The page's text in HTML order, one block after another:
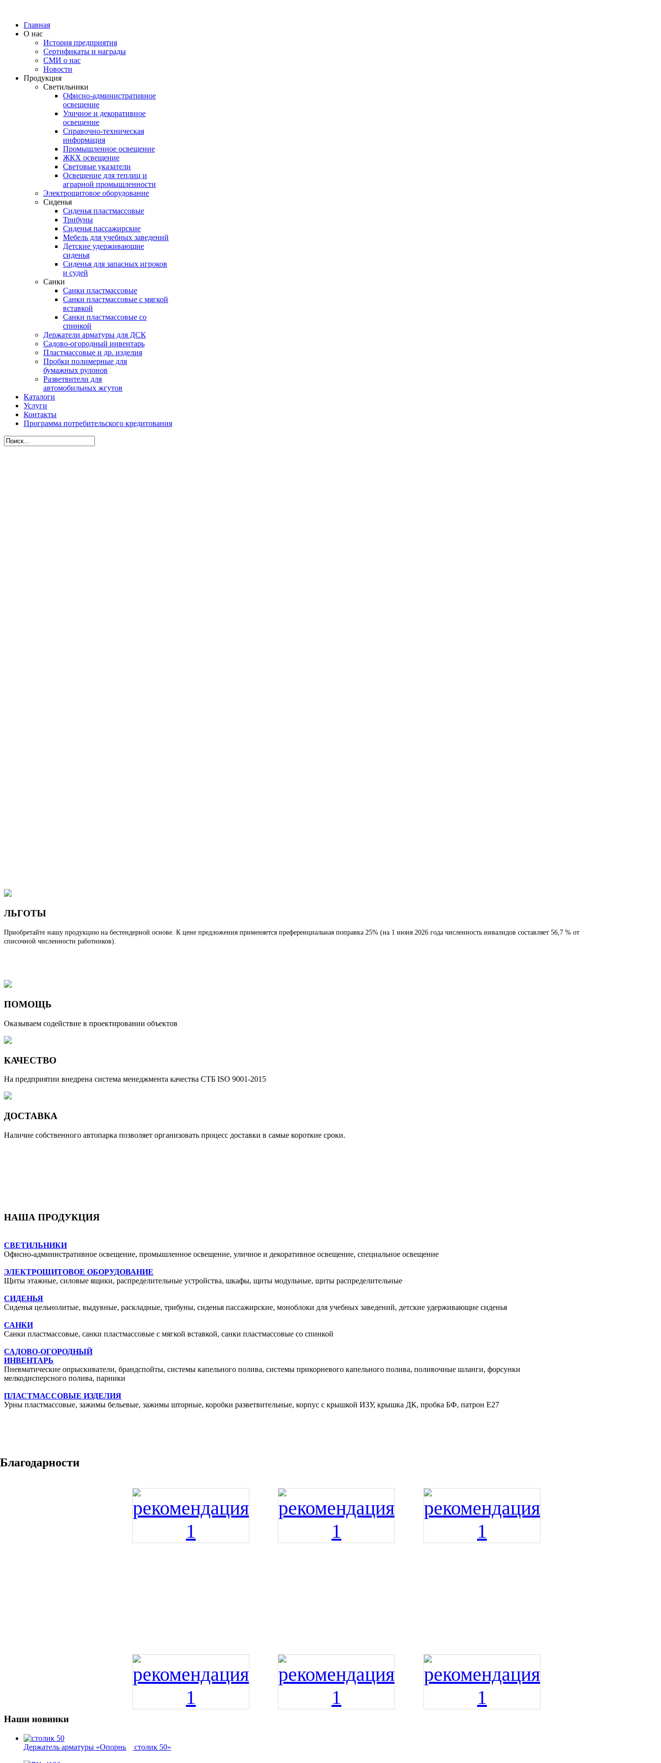
Главная
О нас
История предприятия
Сертификаты и награды
СМИ о нас
Новости
Продукция
Светильники
Офисно-административное
освещение
Уличное и декоративное
освещение
Справочно-техническая
информация
Промышленное освещение
ЖКХ освещение
Световые указатели
Освещение для теплиц и
аграрной промышленности
Электрощитовое оборудование
Сиденья
Сиденья пластмассовые
Трибуны
Сиденья пассажирские
Мебель для учебных заведений
Детские удерживающие
сиденья
Сиденья для запасных игроков
и судей
Санки
Санки пластмассовые
Санки пластмассовые с мягкой
вставкой
Санки пластмассовые со
спинкой
Держатели арматуры для ДСК
Садово-огородный инвентарь
Пластмассовые и др. изделия
Пробки полимерные для
бумажных рулонов
Разветвители для
автомобильных жгутов
Каталоги
Услуги
Контакты
Программа потребительского кредитования
ЛЬГОТЫ
Приобретайте нашу продукцию на беcтендерной основе. К цене предложения применяется преференциальная поправка 25% (на 1 июня 2026 года численность инвалидов составляет 56,7 % от
списочной численности работников).
ПОМОЩЬ
Оказываем содействие в проектировании объектов
КАЧЕСТВО
На предприятии внедрена система менеджмента качества СТБ ISO 9001-2015
ДОСТАВКА
Наличие собственного автопарка позволяет организовать процесс доставки в самые короткие сроки.
НАША ПРОДУКЦИЯ
СВЕТИЛЬНИКИ
Офисно-административное освещение, промышленное освещение, уличное и декоративное освещение, специальное освещение
ЭЛЕКТРОЩИТОВОЕ ОБОРУДОВАНИЕ
Щиты этажные, силовые ящики, распределительные устройства, шкафы, щиты модульные, щиты распределительные
СИДЕНЬЯ
Сиденья цельнолитые, выдувные, раскладные, трибуны, сиденья пассажирские, моноблоки для учебных заведений, детские удерживающие сиденья
САНКИ
Санки пластмассовые, санки пластмассовые с мягкой вставкой, санки пластмассовые со спинкой
САДОВО-ОГОРОДНЫЙ
ИНВЕНТАРЬ
Пневматические опрыскиватели, брандспойты, системы капельного полива, системы прикорневого капельного полива, поливочные шланги, форсунки
мелкодисперсного полива, парники
ПЛАСТМАССОВЫЕ ИЗДЕЛИЯ
Урны пластмассовые, зажимы бельевые, зажимы шторные, коробки разветвительные, корпус с крышкой ИЗУ, крышка ДК, пробка БФ, патрон Е27
Благодарности
Наши новинки
Держатель арматуры «Опорный столик 50»